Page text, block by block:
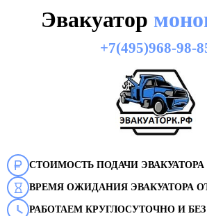
Эвакуатор
+7(495)968-98-
СТОИМОСТЬ ПОДАЧИ ЭВАКУАТОРА
ВРЕМЯ ОЖИДАНИЯ ЭВАКУАТОРА
РАБОТАЕМ КРУГЛОСУТОЧНО И